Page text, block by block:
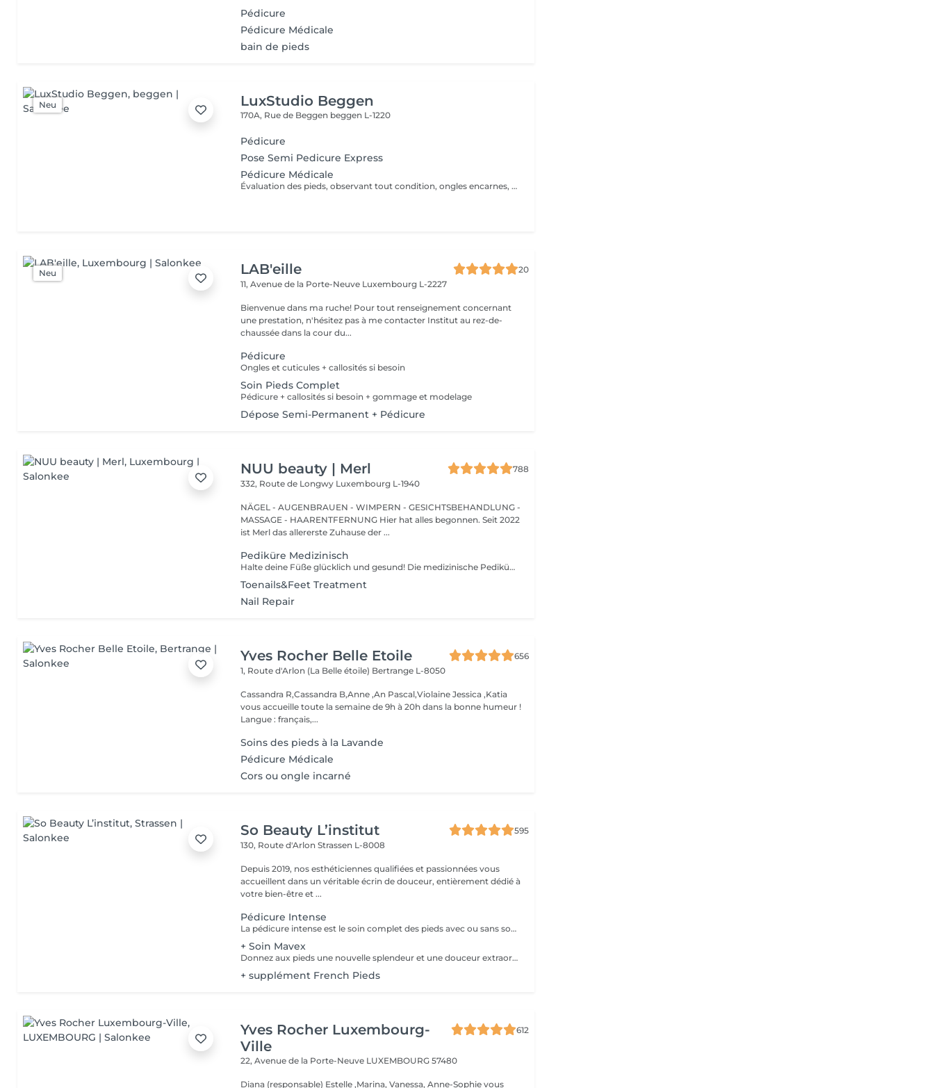
Pédicure
Pédicure Médicale
bain de pieds
Neu LuxStudio Beggen
170A, Rue de Beggen beggen L-1220
Pédicure
Pose Semi Pedicure Express
Pédicure Médicale
Évaluation des pieds, observant tout condition, ongles encarnes, cour, callosités ! En cas de infections, champignons, micose ou les problèmes cotanés, recomandez une visite chez le podologue si necessaire. Desinfection des Pieds avec solution antiseptique. Retrait du Vernis Précédent avec un dissolvant pour nettoyer complètement les ongles des pieds. Coupez, desencarnes et Modelez les ongles avec une pance et lime, Pousses les Cuticules avec batone pour repousser doucement vers l'arrière et coupez les excès, Coupez avec bisturi les callosites si necessaire Traitement avec une rape pour eliminer les cellules mortes et les callosites, sans besoin d'immersion dans l'eau. Application d'un gommage supplementaire si necessaire. Hydratation Intense avec crème et les cuticules pour maintenir la peau douce, Appliquez une base transparent pour protéger les ongles. Attendez suffisamment de tempos pour sèc
Neu LAB'eille
20
11, Avenue de la Porte-Neuve Luxembourg L-2227
Bienvenue dans ma ruche! Pour tout renseignement concernant
une prestation, n'hésitez pas à me contacter Institut au rez-de-
chaussée dans la cour du...
Pédicure
Ongles et cuticules + callosités si besoin
Soin Pieds Complet
Pédicure + callosités si besoin + gommage et modelage
Dépose Semi-Permanent + Pédicure
NUU beauty | Merl
788
332, Route de Longwy Luxembourg L-1940
NÄGEL - AUGENBRAUEN - WIMPERN - GESICHTSBEHANDLUNG -
MASSAGE - HAARENTFERNUNG Hier hat alles begonnen. Seit 2022
ist Merl das allererste Zuhause der ...
Pediküre Medizinisch
Halte deine Füße glücklich und gesund! Die medizinische Pediküre ist eine spezialisierte Form der Fußbehandlung, bei der ein Nagelmeister Probleme wie Hornhaut, Risse und deformierte Nägel behandelt. Wie wird die medizinische Pediküre durchgeführt? - Problemidentifikation - Desinfektion und Erweichung der Füße - Entfernung von Hornhaut - Behandlung der Nagelplatte - Hautbehandlung - Auftragen einer medizinischen Creme Altersbeschränkungen: empfohlen ab 16 Jahren. Empfehlungen nach dem Eingriff: professionelle häusliche Pflege wird nach dem Eingriff empfohlen. Frequenz: einmal in 3-4 Wochen.
Toenails&Feet Treatment
Nail Repair
Yves Rocher Belle Etoile
656
1, Route d'Arlon (La Belle étoile) Bertrange L-8050
Cassandra R,Cassandra B,Anne ,An Pascal,Violaine Jessica ,Katia
vous accueille toute la semaine de 9h à 20h dans la bonne humeur !
Langue : français,...
Soins des pieds à la Lavande
Pédicure Médicale
Cors ou ongle incarné
So Beauty L’institut
595
130, Route d'ArlonStrassen L-8008
Depuis 2019, nos esthéticiennes qualifiées et passionnées vous
accueillent dans un véritable écrin de douceur, entièrement dédié à
votre bien-être et ...
Pédicure Intense
La pédicure intense est le soin complet des pieds avec ou sans souci particulier. Elle comprend : bain de pied, pousse et coupe des cuticules, coupe et limage des ongles, travail des callosités et/ou cors au bistouri/crédo, rape, gommage, massage avec crème de soin. La pose de vernis transparent est incluse si souhaitée.
+ Soin Mavex
Donnez aux pieds une nouvelle splendeur et une douceur extraordinaire grâce à un traitement agréable et relaxant. Mavex Calluspeeling® est un soin professionnel pour la beauté des pieds qui permet d'obtenir des résultats immédiats et incroyables avec une seule séance. Rapide, facile, et efficace ! Mavex Calluspeeling® peut être réalisé seul comme une pédicure classique mais sans lame ni fraise, ou proposé en complément en cabine lors d'un soin visage (lors de la pose d'un masque), soin corps (lors d'un enveloppement), ou d'un soin des ongles et des cuticules.
+ supplément French Pieds
Yves Rocher Luxembourg-
Ville
612
22, Avenue de la Porte-Neuve LUXEMBOURG 57480
Diana (responsable) Estelle ,Marina, Vanessa, Anne-Sophie vous